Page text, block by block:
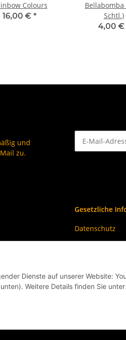
Dienste auf unserer Website:
Weitere Details finden Sie unter
Colours
16,00 € *
Bellabomba
Schtl.)
4,00 €
und
zu.
Gesetzliche
Datenschutz
Widerrufsrecht